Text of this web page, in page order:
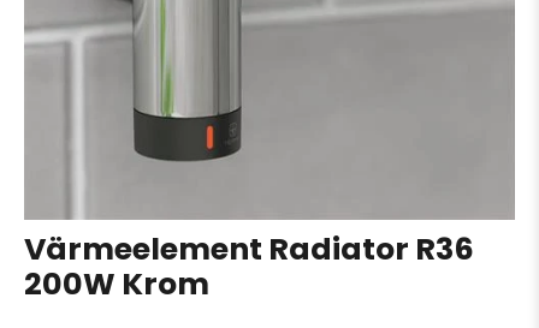
Värmeelement Radiator R36
200W Krom